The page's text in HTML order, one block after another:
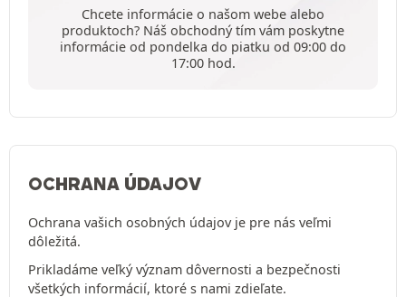
Chcete informácie o našom webe alebo
produktoch? Náš obchodný tím vám poskytne
informácie od pondelka do piatku od 09:00 do
17:00 hod.
OCHRANA ÚDAJOV
Ochrana vašich osobných údajov je pre nás veľmi
dôležitá.
Prikladáme veľký význam dôvernosti a bezpečnosti
všetkých informácií, ktoré s nami zdieľate.